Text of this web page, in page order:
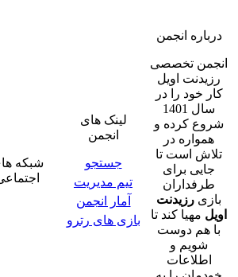
درباره انجمن
انجمن تخصصی
رزیدنت اویل
کار خود را در
سال 1401
شروع کرده و
همواره در
تلاش است تا
جایی برای
طرفداران
بازی رزیدنت
اویل مهیا کند تا
با هم دوست
شویم و
اطلاعات
لینک های
انجمن
جستجو
تیم مدیریت
آمار انجمن
بازی های رترو
شبکه